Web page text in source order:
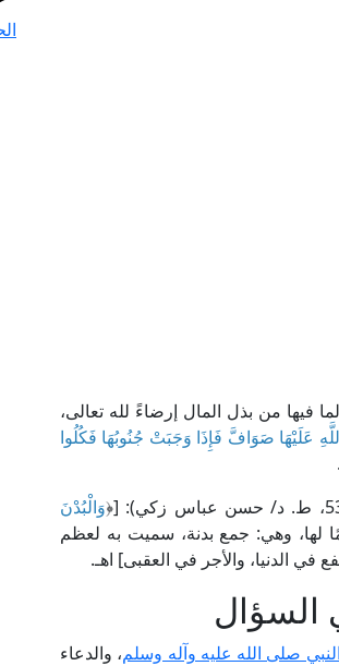
فيها من بذل المال إرضاءً لله تعالى،
عَلَيْهَا صَوَافَّ فَإِذَا وَجَبَتْ جُنُوبُهَا فَكُلُوا
وَالْبُدْنَ
لها، وهي: جمع بدنة، سميت به لعظم
في الدنيا، والأجر في العقبى] اهـ.
السؤال
النبي صلى الله عليه وآله وسلم، والدعاء